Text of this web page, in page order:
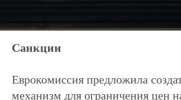
Санкции
Еврокомиссия предложила
механизм для ограничения цен